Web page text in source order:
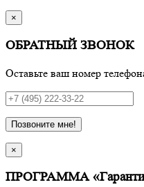
×
ОБРАТНЫЙ ЗВОНОК
Оставьте ваш номер
Позвоните мне!
×
ПРОГРАММА